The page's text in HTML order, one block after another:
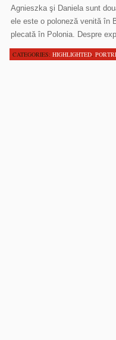
Agnieszka şi Daniela sunt
ele este o poloneză venită în
plecată în Polonia. Despre
CATEGORIES: HIGHLIGHTED,